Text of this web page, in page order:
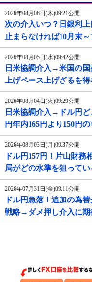
2026年08月06日(木)09:21公開
次の介入いつ？日銀利
止まらなければ10月末
2026年08月05日(水)09:42公開
日米協調介入→米国の国
上げペース上げざるを
2026年08月04日(火)09:29公開
日米協調介入→ドル円
円年内165円より150円
2026年08月03日(月)09:37公開
ドル円157円！片山財
局がどの水準を狙ってい
2026年07月31日(金)09:11公開
ドル円急落！追加の為
戦略→ダメ押し介入に期